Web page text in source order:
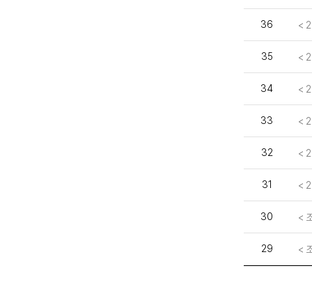
36 <
35 <
34 <
33 <
32 <
31 <
30 <
29 <